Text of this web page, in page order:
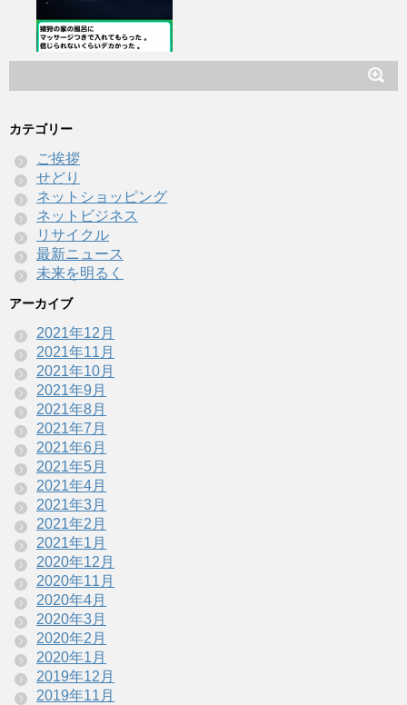
カテゴリー
ご挨拶
せどり
ネットショッピング
ネットビジネス
リサイクル
最新ニュース
未来を明るく
アーカイブ
2021年12月
2021年11月
2021年10月
2021年9月
2021年8月
2021年7月
2021年6月
2021年5月
2021年4月
2021年3月
2021年2月
2021年1月
2020年12月
2020年11月
2020年4月
2020年3月
2020年2月
2020年1月
2019年12月
2019年11月